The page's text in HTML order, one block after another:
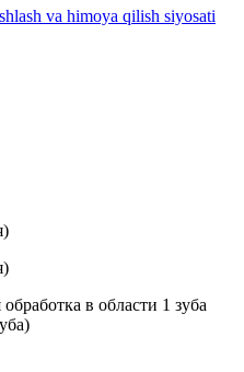
va himoya qilish siyosati
в области 1 зуба